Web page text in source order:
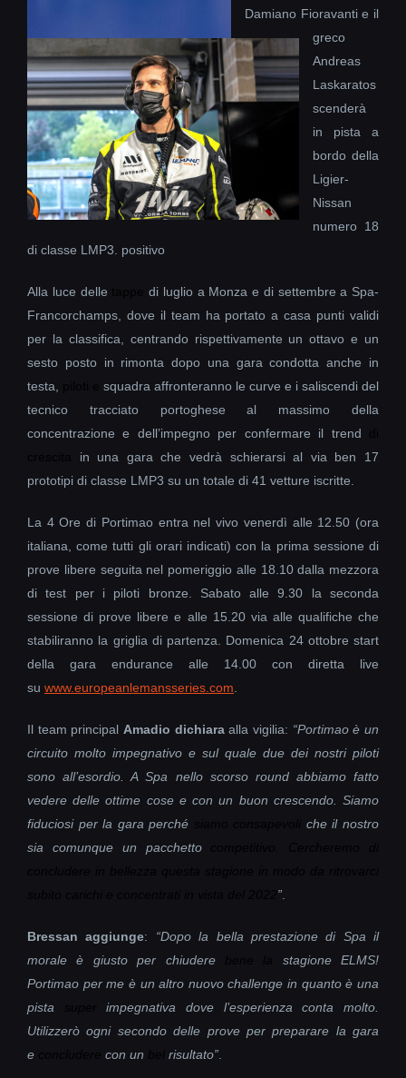
Damiano Fioravanti e il
greco
Andreas
Laskaratos
scenderà
in pista a
bordo della
Ligier-
Nissan
numero 18
di classe LMP3. positivo
Alla luce delle
di luglio a Monza e di settembre a Spa-
Francorchamps, dove il team ha portato a casa punti validi
per la classifica, centrando rispettivamente un ottavo e un
sesto posto in rimonta dopo una gara condotta anche in
testa,
squadra affronteranno le curve e i saliscendi del
tecnico tracciato portoghese al massimo della
concentrazione e dell’impegno per confermare il trend
in una gara che vedrà schierarsi al via ben 17
prototipi di classe LMP3 su un totale di 41 vetture iscritte.
La 4 Ore di Portimao entra nel vivo venerdì alle 12.50 (ora
italiana, come tutti gli orari indicati) con la prima sessione di
prove libere seguita nel pomeriggio alle 18.10 dalla mezzora
di test per i piloti bronze. Sabato alle 9.30 la seconda
sessione di prove libere e alle 15.20 via alle qualifiche che
stabiliranno la griglia di partenza. Domenica 24 ottobre start
della gara endurance alle 14.00 con diretta live
su www.europeanlemansseries.com
Il team principal Amadio dichiaraalla vigilia: “Portimao è un
circuito molto impegnativo e sul quale due dei nostri piloti
sono all’esordio. A Spa nello scorso round abbiamo fatto
vedere delle ottime cose e con un buon crescendo. Siamo
fiduciosi per la gara perché
che il nostro
sia comunque un pacchetto
”
Bressan aggiunge: “Dopo la bella prestazione di Spa il
morale è giusto per chiudere
stagione ELMS!
Portimao per me è un altro nuovo challenge in quanto è una
pista
impegnativadove l’esperienza conta molto.
Utilizzerò ogni secondo delle prove per preparare la gara
e
con un risultato”